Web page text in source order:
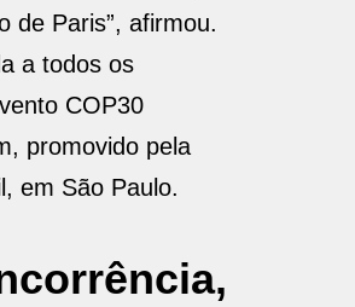
de Paris”, afirmou.
a todos os
COP30
promovido pela
em São Paulo.